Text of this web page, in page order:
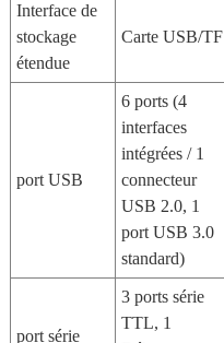
Interface de
stockage
étendue
Carte USB/TF
port USB
6 ports (4
interfaces
intégrées / 1
connecteur
USB 2.0, 1
port USB 3.0
standard)
port série
3 ports série
TTL, 1